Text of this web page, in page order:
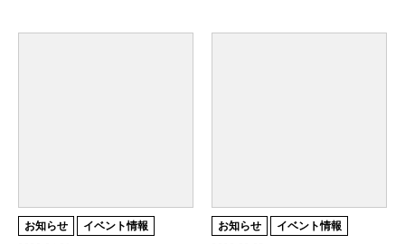
お知らせ イベント情報 お知らせ イベント情報